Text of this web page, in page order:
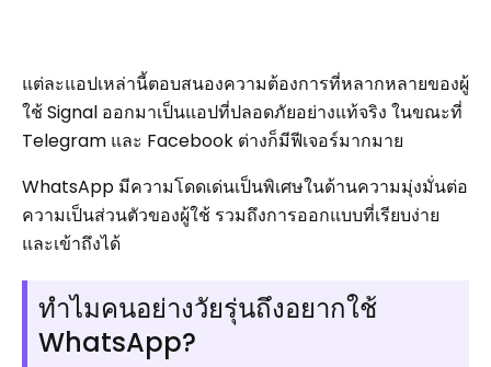
แต่ละแอปเหล่านี้ตอบสนองความต้องการที่หลากหลายของผู้
ใช้ Signal ออกมาเป็นแอปที่ปลอดภัยอย่างแท้จริง ในขณะที่
Telegram และ Facebook ต่างก็มีฟีเจอร์มากมาย
WhatsApp มีความโดดเด่นเป็นพิเศษในด้านความมุ่งมั่นต่อ
ความเป็นส่วนตัวของผู้ใช้ รวมถึงการออกแบบที่เรียบง่าย
และเข้าถึงได้
ทำไมคนอย่างวัยรุ่นถึงอยากใช้
WhatsApp?